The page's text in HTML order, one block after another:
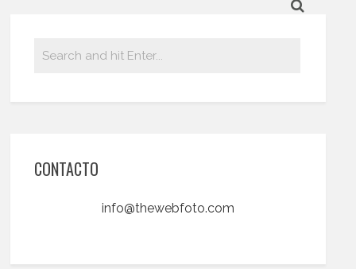
CONTACTO
info@thewebfoto.com